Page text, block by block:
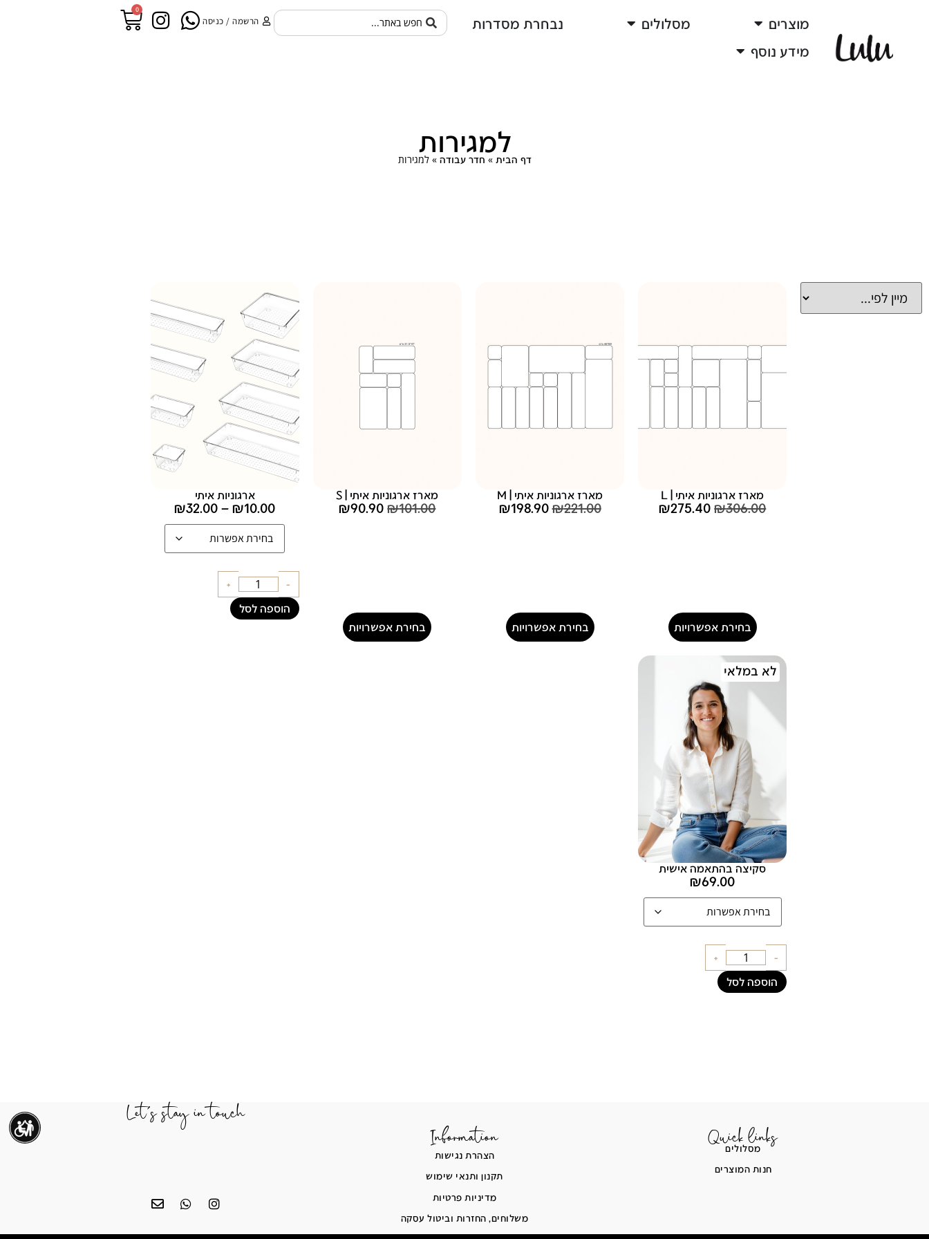
מוצרים מסלולים
נבחרת מסדרות
מידע נוסף
הרשמה / כניסה
0
למגירות
דף הבית » חדר עבודה »למגירות
מארז ארגוניות איתי | L
₪306.00
₪275.40
בחירת אפשרויות
מארז ארגוניות איתי | M
₪221.00
₪198.90
בחירת אפשרויות
מארז ארגוניות איתי | S
₪101.00
₪90.90
בחירת אפשרויות
ארגוניות איתי
₪10.00
–
₪32.00
-
+
הוספה לסל
לא במלאי
סקיצה בהתאמה אישית
₪69.00
-
+
הוספה לסל
Quick links
מסלולים
חנות המוצרים
Information
הצהרת נגישות
תקנון ותנאי שימוש
מדיניות פרטיות
משלוחים, החזרות וביטול עסקה
Let's stay in touch